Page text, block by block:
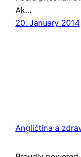
Ak…
20. January 2014
Angličtina a